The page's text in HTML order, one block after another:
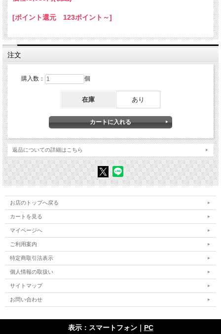
ルなもののもつ意味が再び問われている。ウクライナ戦争もまたナショナリズ
〈特集〉多文化共生の条件
〈論文〉リベラルな多文化主義に未来はあるのか 【脱出の夢の果てに】 飯
〈論文〉寛容の義務から、良心の自由の平等な保障へ 【ロック、ウィリアム
〈論文〉近代中国におけるナショナリズムとリベラリズム 小野寺史郎
〈論文〉西洋の内と外の〈モデル〉としての「多文化主義」 鵜飼哲
〈公募論文〉
新カント派受容に関する一考察 【個別的因果律をめぐる交錯と展開】 渡辺
恭彦
財団法人二十世紀研究所の事業と思想 【終戦直後における知識人活動の一事
例】 庄司武史
ウェーバーとベルクソンの交錯 【アルフレート・シュッツの自由論】 橋爪
大輝
マルクスにおける所有と自由 秋元由裕
「オーストリアはとこしえに存立す」 【ハンス・コーンの思想的転回と連続
性を巡って】 小島望
社会構造の変化とカテゴリー 【十九世紀フランスの社会改良思想と労働運動
〈書評〉
『プルードン――反「絶対」の探求』（金山準著） 田中ひかる
『社会をつくった経済学者たち――スウェーデン・モデルの構想から展開
へ』（藤田菜々子著） 橋本努
『「民」を重んじた思想家 神田孝平――異色の官僚が構想した、もう一つ
の明治日本』（南森茂太著） 森岡邦泰
『アーレントの哲学――複数的な人間的生』（橋爪大輝著） 百木漠
『受肉と交わり――チャールズ・テイラーの宗教論』（坪光生雄著） 高田
宏史
対話・関係者の証言』（西角純志著） 細見和之
[ポイント還元 123ポイント～]
注文
購入数： 個
在庫 あり
返品についての詳細はこちら
お店のトップへ戻る
カートを見る
マイページへ
ご利用案内
特定商取引法表示
個人情報の取扱い
サイトマップ
お問い合わせ
表示：スマートフォン｜ PC